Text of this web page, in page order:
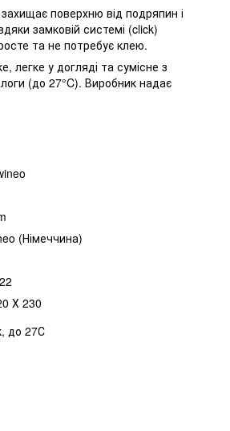
поверхню від подряпин і
замковій системі (click)
та не потребує клею.
легке у догляді та сумісне з
(до 27°C). Виробник надає
(Німеччина)
Х 230
до 27С